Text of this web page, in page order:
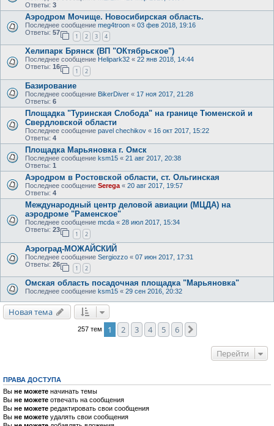
Ответы: 3
Аэродром Мочище. Новосибирская область.
Последнее сообщение meg4troon « 03 фев 2018, 19:16
Ответы: 57
1 2 3 4
Хелипарк Брянск (ВП "ОКтябрьское")
Последнее сообщение Helipark32 « 22 янв 2018, 14:44
Ответы: 16
1 2
Базирование
Последнее сообщение BikerDiver « 17 ноя 2017, 21:28
Ответы: 6
Площадка "Туринская Слобода" на границе Тюменской и
Свердловской области
Последнее сообщение pavel chechikov « 16 окт 2017, 15:22
Ответы: 4
Площадка Марьяновка г. Омск
Последнее сообщение ksm15 « 21 авг 2017, 20:38
Ответы: 1
Аэродром в Ростовской области, ст. Ольгинская
Последнее сообщение Serega « 20 авг 2017, 19:57
Ответы: 4
Международный центр деловой авиации (МЦДА) на
аэродроме "Раменское"
Последнее сообщение mcda « 28 июл 2017, 15:34
Ответы: 23
1 2
Аэроград-МОЖАЙСКИЙ
Последнее сообщение Sergiozzo « 07 июн 2017, 17:31
Ответы: 26
1 2
Омская область посадочная площадка "Марьяновка"
Последнее сообщение ksm15 « 29 сен 2016, 20:32
Новая тема
257 тем 1 2 3 4 5 6
Перейти
ПРАВА ДОСТУПА
Вы не можете начинать темы
Вы не можете отвечать на сообщения
Вы не можете редактировать свои сообщения
Вы не можете удалять свои сообщения